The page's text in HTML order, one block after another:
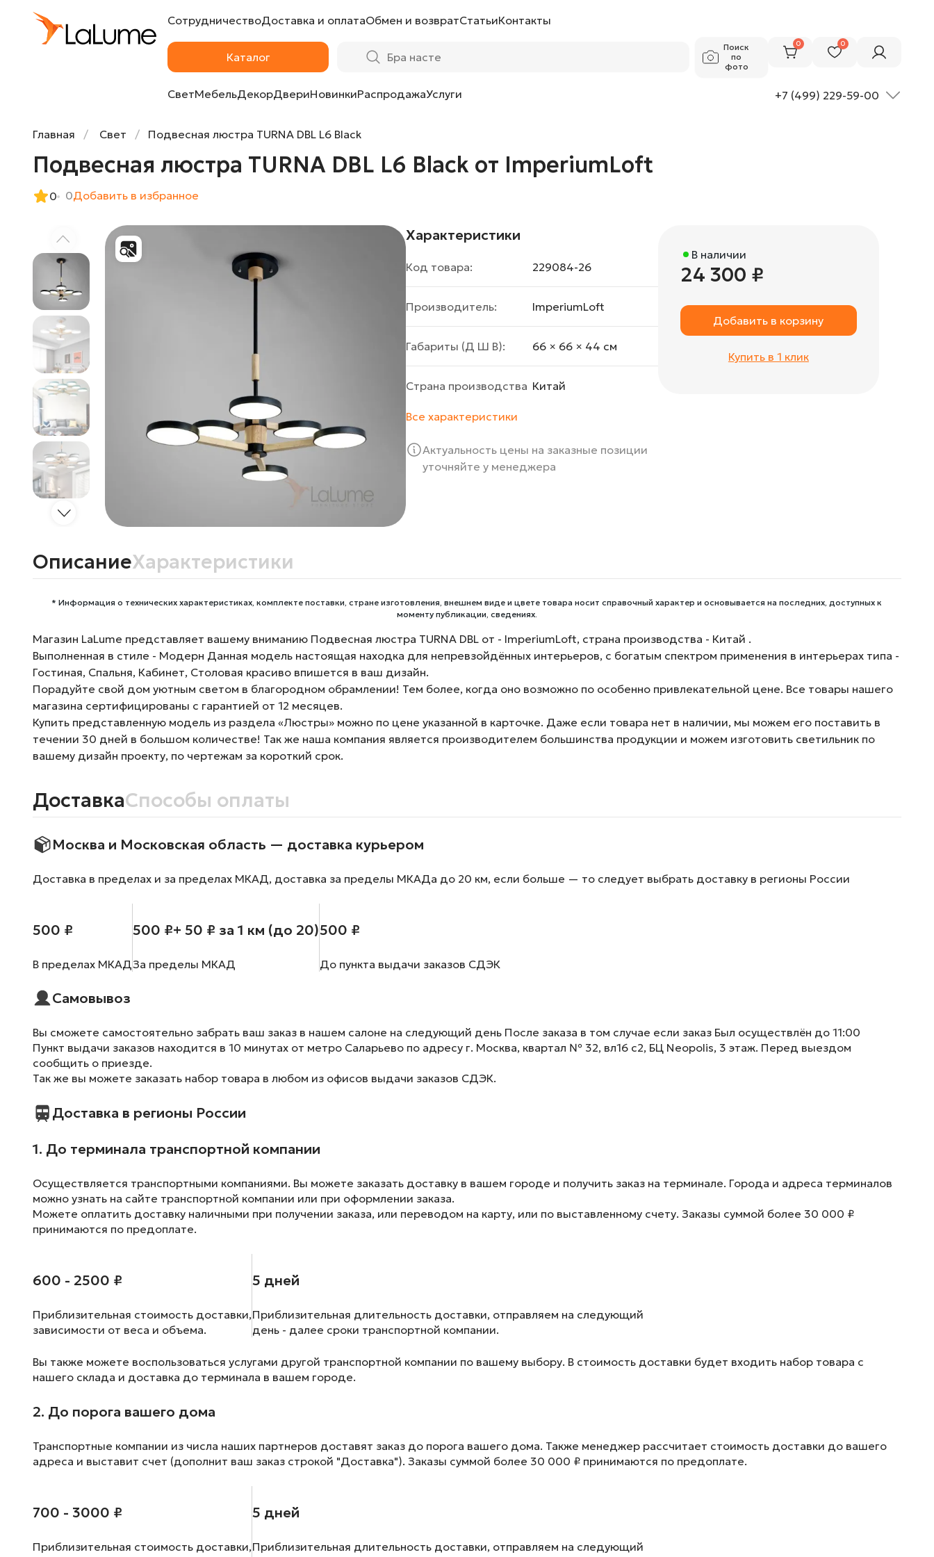
СотрудничествоДоставка и оплатаОбмен и возвратСтатьиКонтакты
Каталог
Поиск
по
фото
0 0
СветМебельДекорДвериНовинкиРаспродажаУслуги +7 (499) 229-59-00
Главная Свет Подвесная люстра TURNA DBL L6 Black
Подвесная люстра TURNA DBL L6 Black от ImperiumLoft
0 0Добавить в избранное
Характеристики
Код товара: 229084-26
Производитель: ImperiumLoft
Габариты (Д Ш В): 66 × 66 × 44 cм
Страна производства Китай
Все характеристики
Актуальность цены на заказные позиции
уточняйте у менеджера
В наличии
24 300 ₽
Добавить в корзину
Купить в 1 клик
ОписаниеХарактеристики
* Информация о технических характеристиках, комплекте поставки, стране изготовления, внешнем виде и цвете товара носит справочный характер и основывается на последних, доступных к
моменту публикации, сведениях.
Магазин LaLume представляет вашему вниманию Подвесная люстра TURNA DBL от - ImperiumLoft, страна производства - Китай .
Выполненная в стиле - Модерн Данная модель настоящая находка для непревзойдённых интерьеров, с богатым спектром применения в интерьерах типа -
Гостиная, Спальня, Кабинет, Столовая красиво впишется в ваш дизайн.
Порадуйте свой дом уютным светом в благородном обрамлении! Тем более, когда оно возможно по особенно привлекательной цене. Все товары нашего
магазина сертифицированы с гарантией от 12 месяцев.
Купить представленную модель из раздела «Люстры» можно по цене указанной в карточке. Даже если товара нет в наличии, мы можем его поставить в
течении 30 дней в большом количестве! Так же наша компания является производителем большинства продукции и можем изготовить светильник по
вашему дизайн проекту, по чертежам за короткий срок.
ДоставкаСпособы оплаты
Москва и Московская область — доставка курьером
Доставка в пределах и за пределах МКАД, доставка за пределы МКАДа до 20 км, если больше — то следует выбрать доставку в регионы России
500 ₽
В пределах МКАД
500 ₽+ 50 ₽ за 1 км (до 20)
За пределы МКАД
500 ₽
До пункта выдачи заказов СДЭК
Самовывоз
Вы сможете самостоятельно забрать ваш заказ в нашем салоне на следующий день После заказа в том случае если заказ Был осуществлён до 11:00
Пункт выдачи заказов находится в 10 минутах от метро Саларьево по адресу г. Москва, квартал № 32, вл16 с2, БЦ Neopolis, 3 этаж. Перед выездом
сообщить о приезде.
Так же вы можете заказать набор товара в любом из офисов выдачи заказов СДЭК.
Доставка в регионы России
1. До терминала транспортной компании
Осуществляется транспортными компаниями. Вы можете заказать доставку в вашем городе и получить заказ на терминале. Города и адреса терминалов
можно узнать на сайте транспортной компании или при оформлении заказа.
Можете оплатить доставку наличными при получении заказа, или переводом на карту, или по выставленному счету. Заказы суммой более 30 000 ₽
принимаются по предоплате.
600 - 2500 ₽
Приблизительная стоимость доставки,
зависимости от веса и объема.
5 дней
Приблизительная длительность доставки, отправляем на следующий
день - далее сроки транспортной компании.
Вы также можете воспользоваться услугами другой транспортной компании по вашему выбору. В стоимость доставки будет входить набор товара с
нашего склада и доставка до терминала в вашем городе.
2. До порога вашего дома
Транспортные компании из числа наших партнеров доставят заказ до порога вашего дома. Также менеджер рассчитает стоимость доставки до вашего
адреса и выставит счет (дополнит ваш заказ строкой "Доставка"). Заказы суммой более 30 000 ₽ принимаются по предоплате.
700 - 3000 ₽
Приблизительная стоимость доставки,
5 дней
Приблизительная длительность доставки, отправляем на следующий
Подвесная люстра TURNA DBL L6 Black от ImperiumLoft